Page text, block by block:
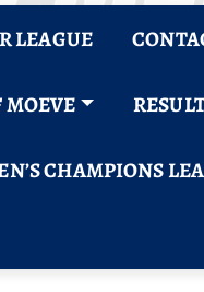
LEAGUE
MOEVE
CHAMPIONS